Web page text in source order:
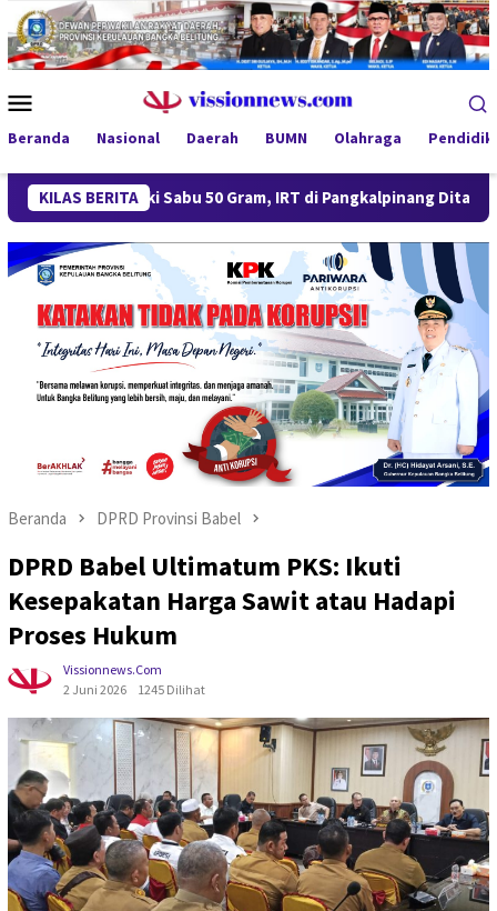
Loncat
ke
konten
Mobile
Beranda Nasional Daerah BUMN Olahraga
KILAS BERITA
Miliki Sabu 50 Gram, IRT di Pangkalpinang Ditangkap
Beranda DPRD Provinsi Babel
DPRD Babel Ultimatum PKS: Ikuti
Kesepakatan Harga Sawit atau Hadapi
Proses Hukum
Vissionnews.com
2 Juni 2026
1245 Dilihat